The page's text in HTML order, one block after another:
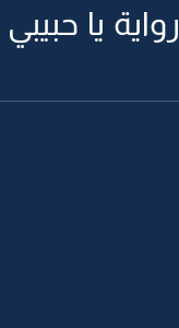
رواية يا حبيبي